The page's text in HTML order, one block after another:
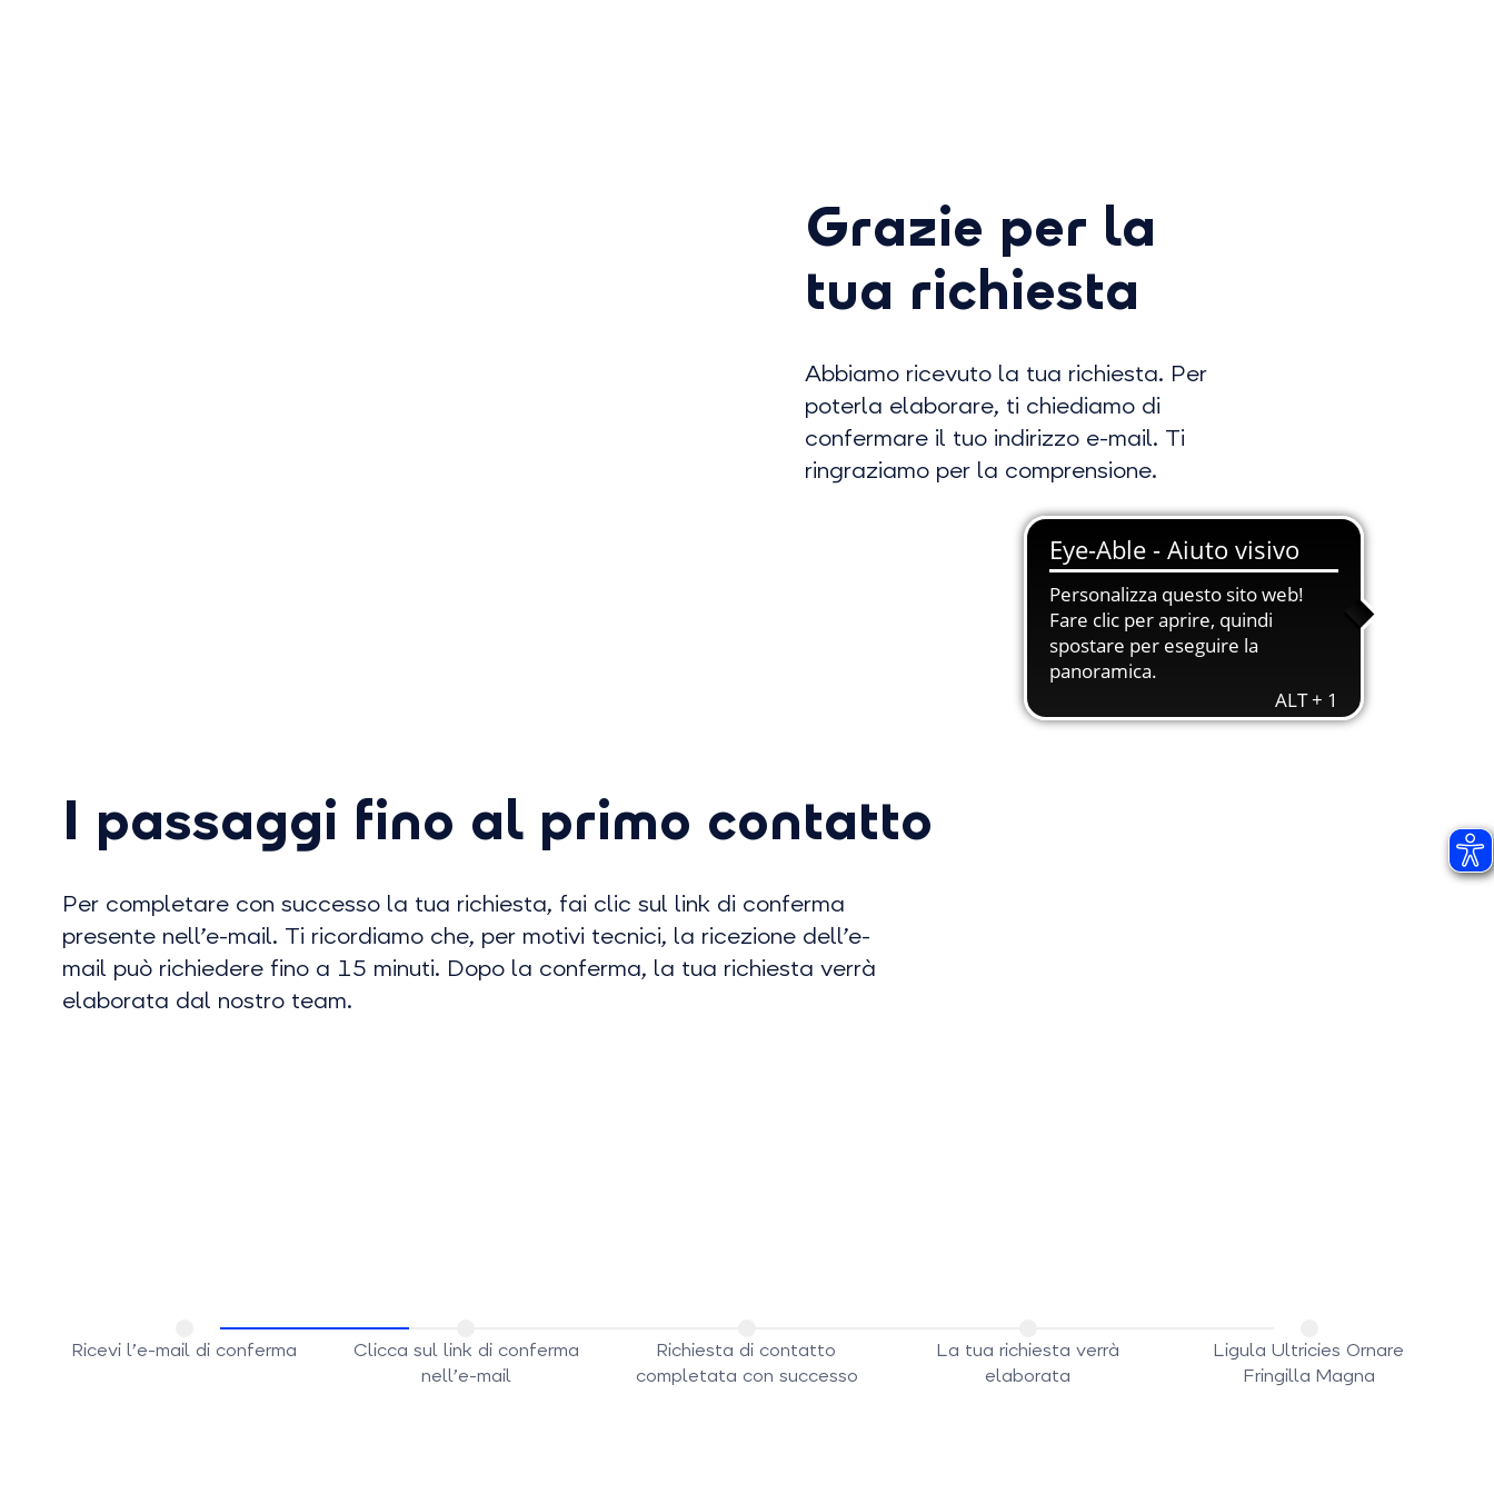
Grazie per la
tua richiesta
Abbiamo ricevuto la tua richiesta. Per
poterla elaborare, ti chiediamo di
confermare il tuo indirizzo e-mail. Ti
ringraziamo per la comprensione.
I passaggi fino al primo contatto
Per completare con successo la tua richiesta, fai clic sul link di conferma
presente nell’e-mail. Ti ricordiamo che, per motivi tecnici, la ricezione dell’e-
mail può richiedere fino a 15 minuti. Dopo la conferma, la tua richiesta verrà
elaborata dal nostro team.
Ricevi l’e-mail di conferma
Clicca sul link di conferma
nell’e-mail
Richiesta di contatto
completata con successo
La tua richiesta verrà
elaborata
Ligula Ultricies Ornare
Fringilla Magna